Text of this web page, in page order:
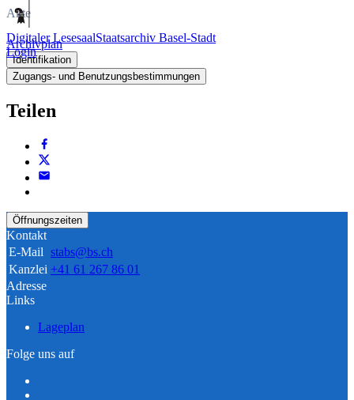
Digitaler LesesaalStaatsarchiv Basel-Stadt
Login
Akte
Archivplan
Identifikation
Zugangs- und Benutzungsbestimmungen
Teilen
Öffnungszeiten
Kontakt
E-Mail stabs@bs.ch
Kanzlei +41 61 267 86 01
Adresse
Links
Lageplan
Folge uns auf